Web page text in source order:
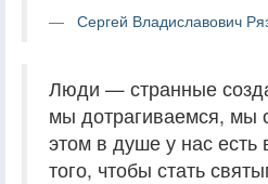
Сергей Владиславович
Люди — странные
мы дотрагиваемся, мы
этом в душе у нас есть
того, чтобы стать